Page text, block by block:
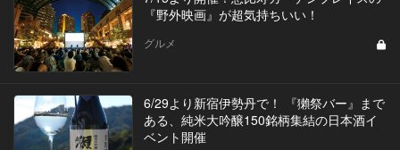
『野外映画』が超気持ちいい！
グルメ
6/29より新宿伊勢丹で！ 『獺祭バー』まで
ある、純米大吟醸150銘柄集結の日本酒イ
ベント開催